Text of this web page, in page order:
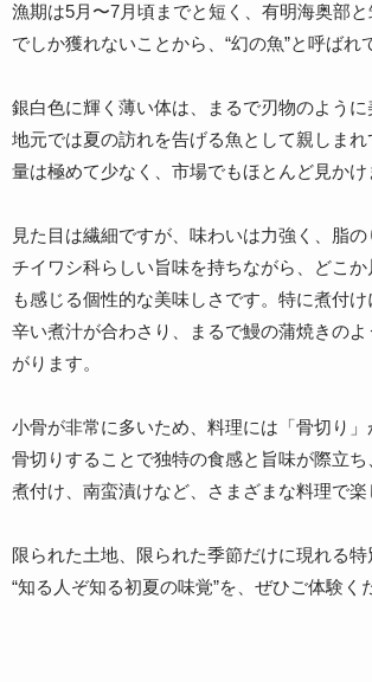
漁期は5月〜7月頃までと短く、有明海奥部
でしか獲れないことから、“幻の魚”と呼ばれ
銀白色に輝く薄い体は、まるで刃物のように
地元では夏の訪れを告げる魚として親しまれ
量は極めて少なく、市場でもほとんど見かけ
見た目は繊細ですが、味わいは力強く、脂
チイワシ科らしい旨味を持ちながら、どこ
も感じる個性的な美味しさです。特に煮付
辛い煮汁が合わさり、まるで鰻の蒲焼きのよ
がります。
小骨が非常に多いため、料理には「骨切り」
骨切りすることで独特の食感と旨味が際立ち
煮付け、南蛮漬けなど、さまざまな料理で楽
限られた土地、限られた季節だけに現れる特
“知る人ぞ知る初夏の味覚”を、ぜひご体験く